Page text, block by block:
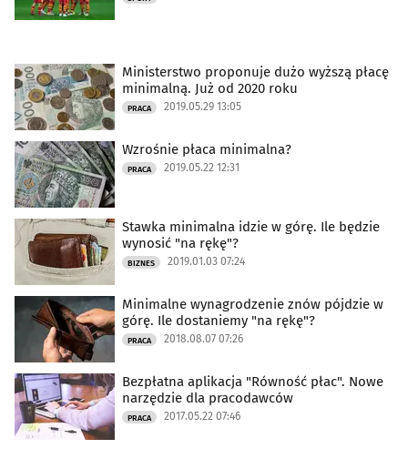
Ministerstwo proponuje dużo wyższą płacę
minimalną. Już od 2020 roku
PRACA 2019.05.29 13:05
Wzrośnie płaca minimalna?
PRACA 2019.05.22 12:31
Stawka minimalna idzie w górę. Ile będzie
wynosić "na rękę"?
BIZNES 2019.01.03 07:24
Minimalne wynagrodzenie znów pójdzie w
górę. Ile dostaniemy "na rękę"?
PRACA 2018.08.07 07:26
Bezpłatna aplikacja "Równość płac". Nowe
narzędzie dla pracodawców
PRACA 2017.05.22 07:46